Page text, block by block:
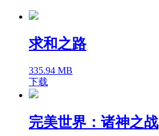
求和之路
335.94 MB
下载
完美世界：诸神之战